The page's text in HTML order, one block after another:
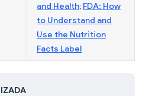
and Health; FDA: How
to Understand and
Use the Nutrition
Facts Label